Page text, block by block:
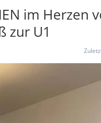
im Herzen
zur U1